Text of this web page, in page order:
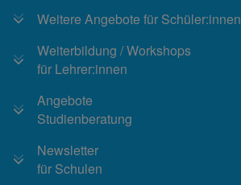
Weitere Angebote für Schüler:innen
Weiterbildung / Workshops
für Lehrer:innen
Angebote
Studienberatung
Newsletter
für Schulen